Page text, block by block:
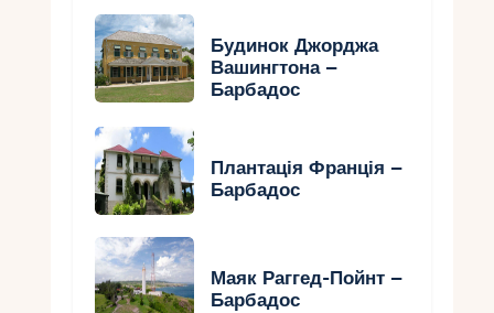
Будинок Джорджа
Вашингтона –
Барбадос
Плантація Франція –
Барбадос
Маяк Раггед-Пойнт –
Барбадос